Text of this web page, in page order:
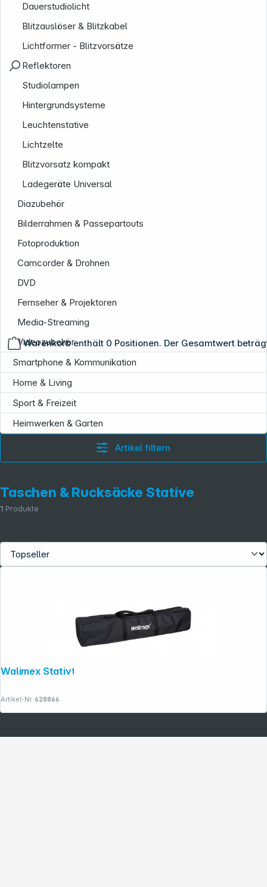
Warenkorb enthält 0 Positionen. Der Gesamtwert
Dauerstudiolicht
Blitzauslöser & Blitzkabel
Lichtformer - Blitzvorsätze
Reflektoren
Studiolampen
Hintergrundsysteme
Leuchtenstative
Lichtzelte
Blitzvorsatz kompakt
Ladegeräte Universal
Diazubehör
Bilderrahmen & Passepartouts
Fotoproduktion
Camcorder & Drohnen
DVD
Fernseher & Projektoren
Media-Streaming
Videozubehör
Smartphone & Kommunikation
Home & Living
Sport & Freizeit
Heimwerken & Garten
Artikel filtern
Taschen & Rucksäcke Stative
1 Produkte
Walimex Stativtasche 95cm für 2 Stative
Artikel-Nr.:628866